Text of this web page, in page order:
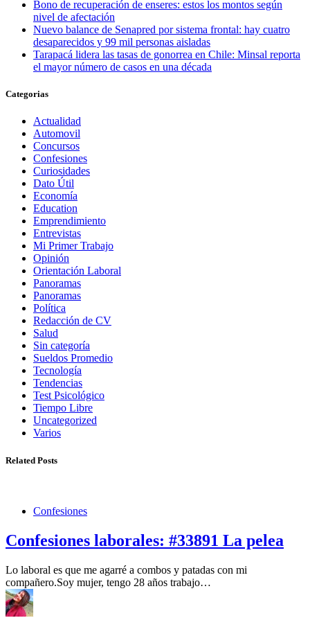
Bono de recuperación de enseres: estos los montos según
nivel de afectación
Nuevo balance de Senapred por sistema frontal: hay cuatro
desaparecidos y 99 mil personas aisladas
Tarapacá lidera las tasas de gonorrea en Chile: Minsal reporta
el mayor número de casos en una década
Categorias
Actualidad
Automovil
Concursos
Confesiones
Curiosidades
Dato Útil
Economía
Education
Emprendimiento
Entrevistas
Mi Primer Trabajo
Opinión
Orientación Laboral
Panoramas
Panoramas
Política
Redacción de CV
Salud
Sin categoría
Sueldos Promedio
Tecnología
Tendencias
Test Psicológico
Tiempo Libre
Uncategorized
Varios
Related Posts
Confesiones
Confesiones laborales: #33891 La pelea
Lo laboral es que me agarré a combos y patadas con mi
compañero.Soy mujer, tengo 28 años trabajo…